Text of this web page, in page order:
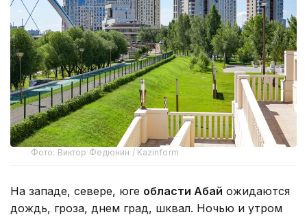
Фото: Виктор Федюнин / Kazinform
На западе, севере, юге области Абай ожидаются
дождь, гроза, днем град, шквал. Ночью и утром